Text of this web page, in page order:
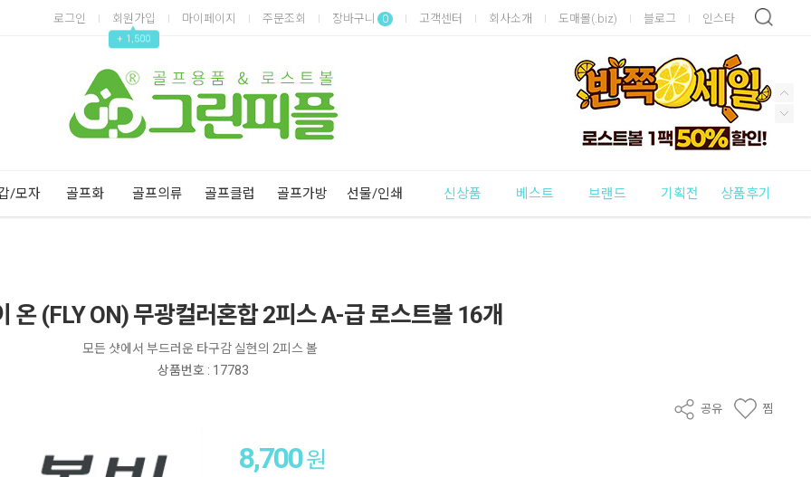
로그인 회원가입
▲
+ 1,500
마이페이지 주문조회 장바구니 0 고객센터 회사소개 도매몰(.biz) 블로그 인스타
Previous
Next
/모자 골프화 골프의류 골프클럽 골프가방 선물/인쇄 신상품 베스트 브랜드 기획전 상품후기
온 (FLY ON) 무광컬러혼합 2피스 A-급 로스트볼 16개
모든 샷에서 부드러운 타구감 실현의 2피스 볼
상품번호 : 17783
공유 찜
8,700원